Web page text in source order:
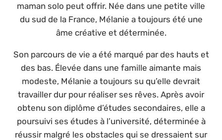
maman solo peut offrir. Née dans une petite ville
du sud de la France, Mélanie a toujours été une
âme créative et déterminée.
Son parcours de vie a été marqué par des hauts et
des bas. Élevée dans une famille aimante mais
modeste, Mélanie a toujours su qu’elle devrait
travailler dur pour réaliser ses rêves. Après avoir
obtenu son diplôme d’études secondaires, elle a
poursuivi ses études à l’université, déterminée à
réussir malgré les obstacles qui se dressaient sur